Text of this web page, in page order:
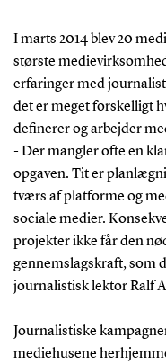
I marts 2014 blev 20
største
erfaringer med
det er meget forskelligt
definerer og arbejder
- Der mangler ofte en
opgaven. Tit er
tværs af platforme og
sociale medier.
projekter ikke får den
gennemslagskraft, som
journalistisk lektor Ralf
Journalistiske
mediehusene